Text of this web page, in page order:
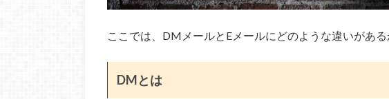
ここでは、DMメールとEメールにどのような違いがある
DMとは